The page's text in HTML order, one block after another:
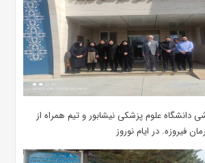
دانشگاه علوم پزشکی نیشابور و تیم همراه از
فیروزه. در ایام نوروز